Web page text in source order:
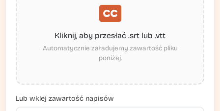
Kliknij, aby przesłać .srt lub .vtt
Automatycznie załadujemy zawartość pliku
poniżej.
Lub wklej zawartość napisów